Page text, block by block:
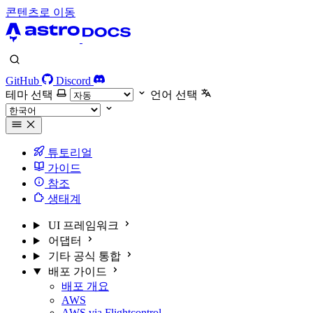
콘텐츠로 이동
GitHub
Discord
테마 선택
언어 선택
튜토리얼
가이드
참조
생태계
UI 프레임워크
어댑터
기타 공식 통합
배포 가이드
배포 개요
AWS